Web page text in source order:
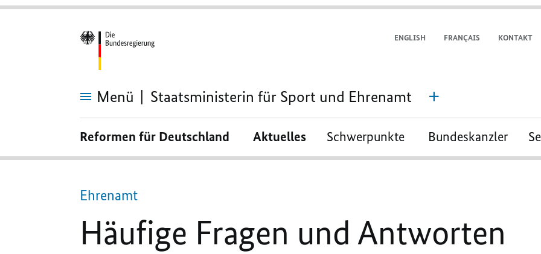
ENGLISH FRANÇAIS KONTAKT
Menü Staatsministerin für Sport und Ehrenamt
Antworten
Reformen für Deutschland Aktuelles Schwerpunkte Bundeskanzler
Ehrenamt
Häufige Fragen und Antworten